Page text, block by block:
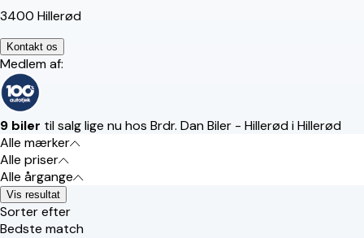
3400 Hillerød
Kontakt os
Medlem af:
9 biler til salg lige nu hos Brdr. Dan Biler - Hillerød i Hillerød
Alle mærker
Alle priser
Alle årgange
Vis resultat
Sorter efter
Bedste match